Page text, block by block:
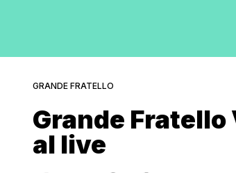
GRANDE FRATELLO
Grande Fratello
al live